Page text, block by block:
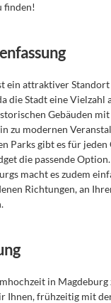
finden!
ein attraktiver
die Stadt eine Vielzahl
Gebäuden
zu modernen
Parks gibt es für jeden
die passende
macht es zudem
Richtungen, an
in Magdeburg
Ihnen, frühzeitig mit